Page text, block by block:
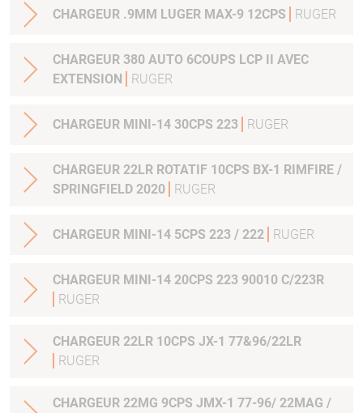
CHARGEUR .9MM LUGER MAX-9 12CPS RUGER
CHARGEUR 380 AUTO 6COUPS LCP II AVEC
EXTENSION
RUGER
CHARGEUR MINI-14 30CPS 223 RUGER
CHARGEUR 22LR ROTATIF 10CPS BX-1 RIMFIRE /
SPRINGFIELD 2020
RUGER
CHARGEUR MINI-14 5CPS 223 / 222 RUGER
CHARGEUR MINI-14 20CPS 223 90010 C/223R
RUGER
CHARGEUR 22LR 10CPS JX-1 77&96/22LR
RUGER
CHARGEUR 22MG 9CPS JMX-1 77-96/ 22MAG /